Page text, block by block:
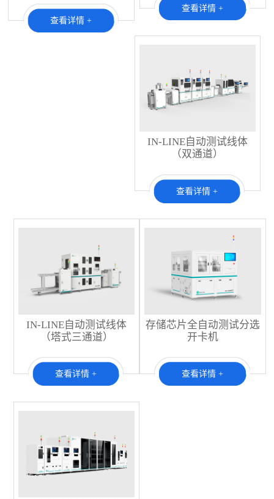
查看详情 +
查看详情 +
IN-LINE自动测试线体
（双通道）
查看详情 +
IN-LINE自动测试线体
（塔式三通道）
查看详情 +
存储芯片全自动测试分选
开卡机
查看详情 +